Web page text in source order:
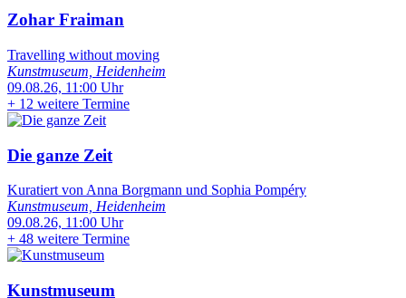
Zohar Fraiman
Travelling without moving
Kunstmuseum, Heidenheim
09.08.26, 11:00 Uhr
+ 12 weitere Termine
Die ganze Zeit
Kuratiert von Anna Borgmann und Sophia Pompéry
Kunstmuseum, Heidenheim
09.08.26, 11:00 Uhr
+ 48 weitere Termine
Kunstmuseum